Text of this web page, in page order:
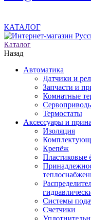
КАТАЛОГ
Каталог
Назад
Автоматика
Датчики и
Запчасти и
Комнатные
Термостаты
Аксессуары и
Изоляция
Крепёж
Пластиковые
Системы
Счетчики